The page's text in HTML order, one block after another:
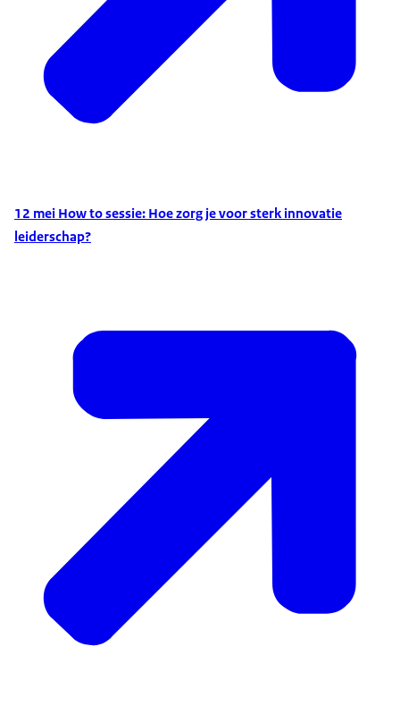
12 mei How to sessie: Hoe zorg je voor sterk innovatie
leiderschap?